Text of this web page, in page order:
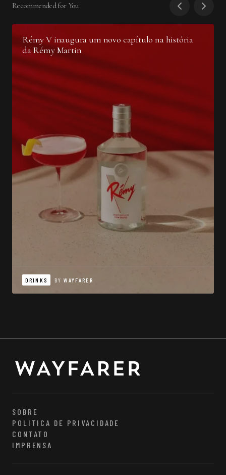
Recommended for You
Rémy V inaugura um novo capítulo na história
da Rémy Martin
DRINKS BY WAYFARER
SOBRE
POLITICA DE PRIVACIDADE
CONTATO
IMPRENSA